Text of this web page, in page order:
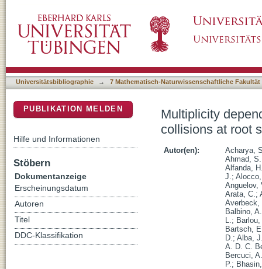
Universitätsbibliographie → 7 Mathematisch-Naturwissenschaftliche Fakultät
Multiplicity
collisions at root
Autor(en):
Acharya,
Ahmad, S.
Alfanda,
J.;
Anguelov,
Arata, C.;
Averbeck,
Balbino, A.
L.;
Bartsch,
D.; Alba,
A. D. C.
Bercuci, A.
P.;
PUBLIKATION MELDEN
Hilfe und Informationen
Stöbern
Dokumentanzeige
Erscheinungsdatum
Autoren
Titel
DDC-Klassifikation